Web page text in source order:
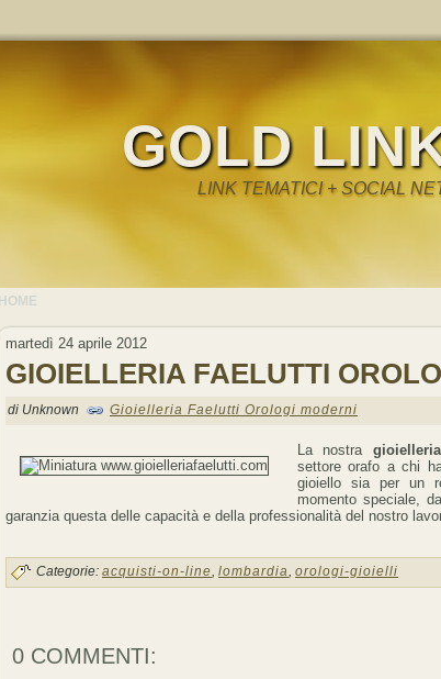
GOLD
LINK TEMATICI + SOCIAL
HOME
martedì 24 aprile 2012
GIOIELLERIA FAELUTTI
di Unknown Gioielleria Faelutti Orologi moderni
La nostra gioielleria
settore orafo a chi
gioiello sia per un
momento speciale,
garanzia questa delle capacità e della professionalità del nostro
Categorie: acquisti-on-line, lombardia, orologi-gioielli
0 COMMENTI: